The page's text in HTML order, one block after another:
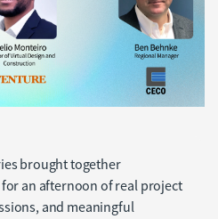
Seattle
brought together
an afternoon of real project
and meaningful